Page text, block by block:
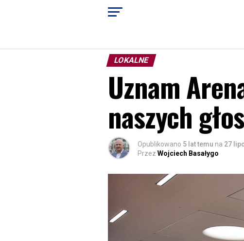
LOKALNE
Uznam
naszych
Opublikowano 5 lat temu na 27
Przez Wojciech Basałygo